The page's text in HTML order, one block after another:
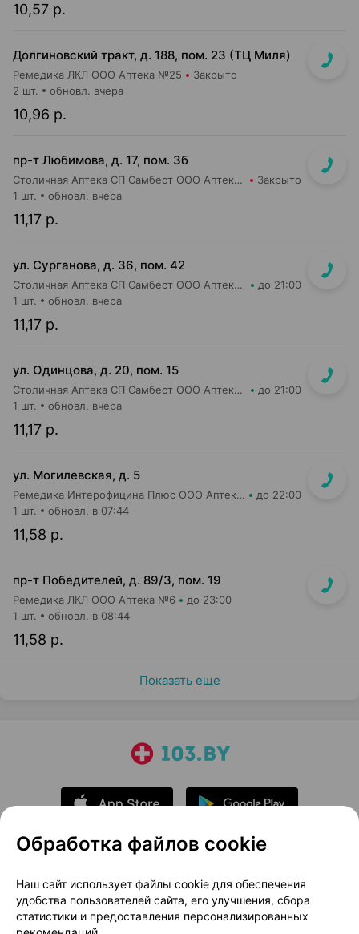
10,57 р.
Долгиновский тракт, д. 188, пом. 23 (ТЦ Миля)
Ремедика ЛКЛ ООО Аптека №25 Закрыто
10,96 р.
2 шт. обновл. вчера
пр-т Любимова, д. 17, пом. 3б
Столичная Аптека СП Самбест ООО Аптека №6 Закрыто
11,17 р.
1 шт. обновл. вчера
ул. Сурганова, д. 36, пом. 42
Столичная Аптека СП Самбест ООО Аптека №21 до 21:00
11,17 р.
1 шт. обновл. вчера
ул. Одинцова, д. 20, пом. 15
Столичная Аптека СП Самбест ООО Аптека №5 до 21:00
11,17 р.
1 шт. обновл. вчера
ул. Могилевская, д. 5
Ремедика Интерофицина Плюс ООО Аптека №4 до 22:00
11,58 р.
1 шт. обновл. в 07:44
пр-т Победителей, д. 89/3, пом. 19
Ремедика ЛКЛ ООО Аптека №6 до 23:00
11,58 р.
1 шт. обновл. в 08:44
Показать еще
О проекте
Новости проекта
Размещение рекламы
Медицинский маркетинг
Публичный договор
Доставка
Обработка файлов cookie
Наш сайт использует файлы cookie для обеспечения
удобства пользователей сайта, его улучшения, сбора
статистики и предоставления персонализированных